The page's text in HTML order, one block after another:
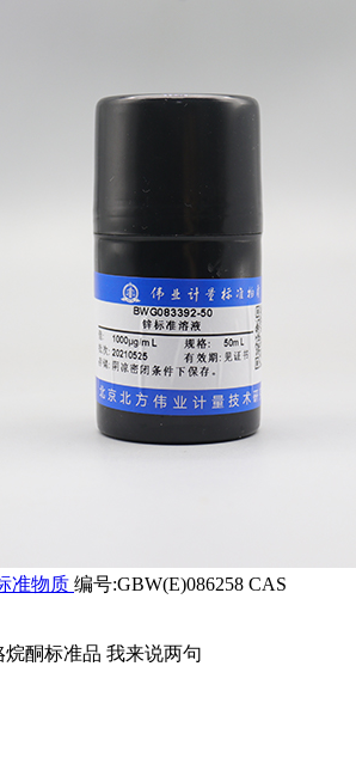
准物质 编号:GBW(E)086258 CAS
烷酮标准品 我来说两句